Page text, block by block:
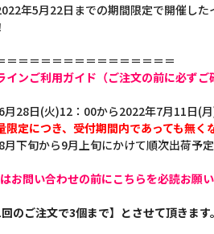
年5月22日までの期間限定で開催し
＝＝＝＝＝＝＝＝＝＝＝＝＝＝＝
ンご利用ガイド（ご注文の前に必ずご
28日(火)12：00から2022年7月11日(
定につき、受付期間内であっても無く
下旬から9月上旬にかけて順次出荷予定
お問い合わせの前にこちらを必読お願
のご注文で3個まで】とさせて頂きます。